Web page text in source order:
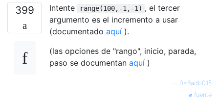
399 Intente range(100,-1,-1) , el tercer
argumento es el incremento a usar
(documentado aquí ).
(las opciones de "rango", inicio, parada,
paso se documentan aquí )
— 0x6adb015
fuente